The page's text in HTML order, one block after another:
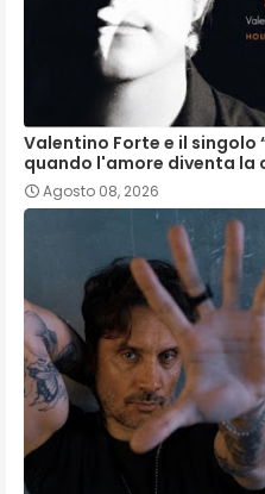
Valentino Forte e il singolo
quando l'amore diventa la
Agosto 08, 2026